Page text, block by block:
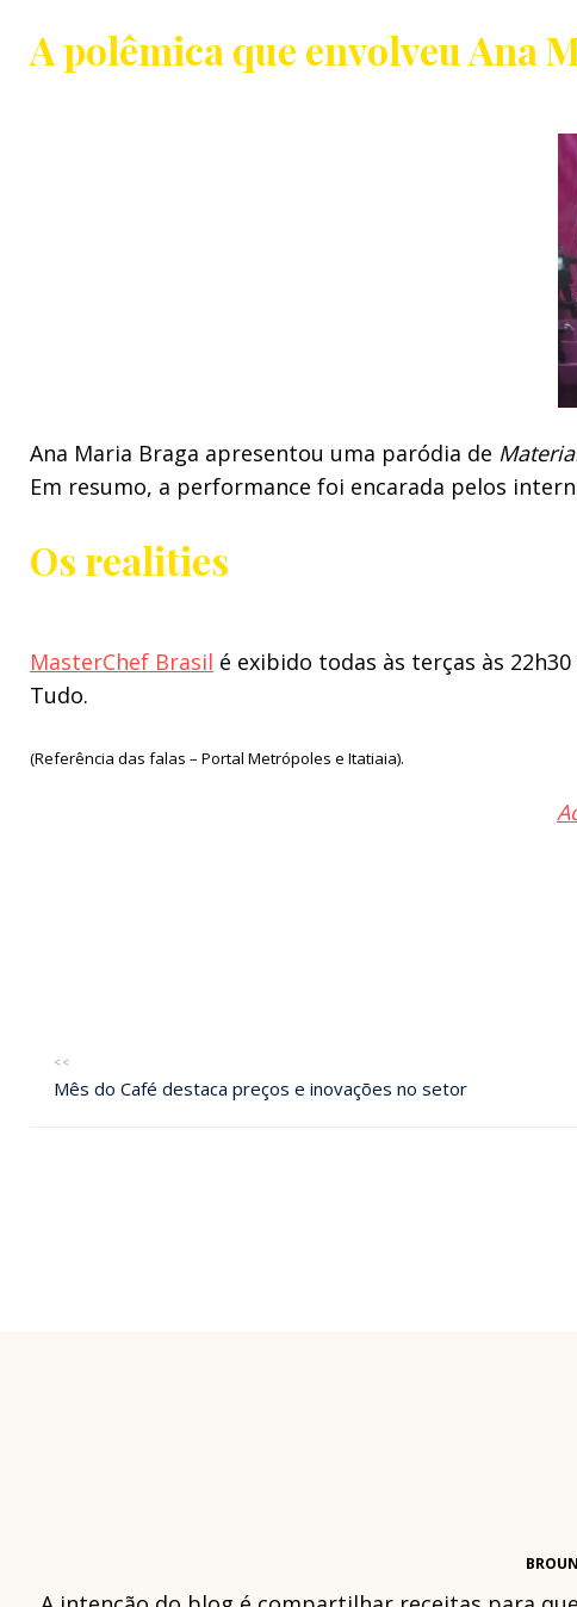
A polêmica que envolveu Ana
Ana Maria Braga apresentou uma paródia de
Em resumo, a performance foi encarada pelos
Os realities
MasterChef Brasil é exibido todas às terças às
Tudo.
(Referência das falas – Portal Metrópoles e Itatiaia).
<<
Mês do Café destaca preços e inovações no setor